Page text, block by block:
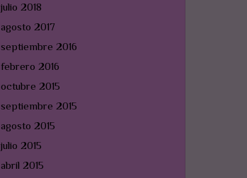
julio 2018
agosto 2017
septiembre 2016
febrero 2016
octubre 2015
septiembre 2015
agosto 2015
julio 2015
abril 2015